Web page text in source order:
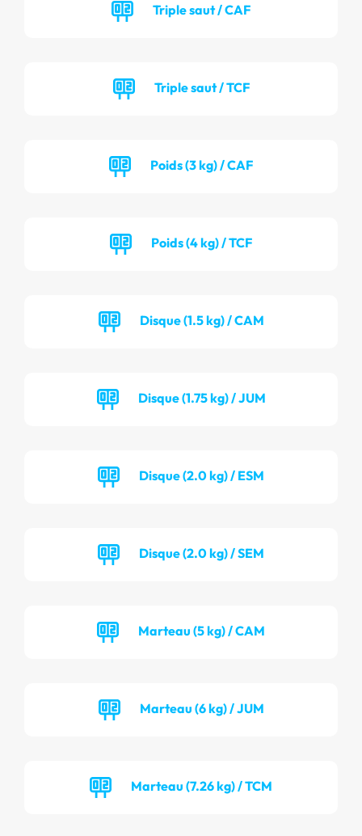
Triple saut / CAF
Triple saut / TCF
Poids (3 kg) / CAF
Poids (4 kg) / TCF
Disque (1.5 kg) / CAM
Disque (1.75 kg) / JUM
Disque (2.0 kg) / ESM
Disque (2.0 kg) / SEM
Marteau (5 kg) / CAM
Marteau (6 kg) / JUM
Marteau (7.26 kg) / TCM